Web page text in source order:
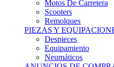
Alquiler De
Carpas
Herramientas
ANUNCIOS DE
Compra De Vehículos
Compra De